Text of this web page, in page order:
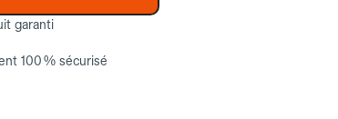
garanti
100 % sécurisé